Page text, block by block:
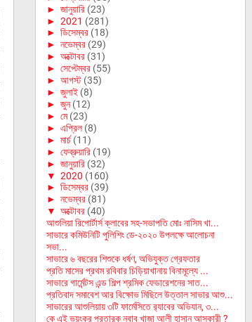
► জানুয়ারি (23)
► 2021 (281)
► ডিসেম্বর (18)
► নভেম্বর (29)
► অক্টোবর (31)
► সেপ্টেম্বর (55)
► আগস্ট (35)
► জুলাই (8)
► জুন (12)
► মে (23)
► এপ্রিল (8)
► মার্চ (11)
► ফেব্রুয়ারি (19)
► জানুয়ারি (32)
▼ 2020 (160)
► ডিসেম্বর (39)
► নভেম্বর (81)
▼ অক্টোবর (40)
আশুলিয়া রিপোর্টার্স ক্লাবের সহ-সভাপতি মোঃ নাসিম খা...
সাভারে কমিউনিটি পুলিশিং ডে-২০২০ উপলক্ষে আলোচনা
সভা...
সাভারে ৬ বছরের শিশুকে ধর্ষণ, অভিযুক্ত গ্রেফতার
প্রতি মাসের প্রথম রবিবার চিড়িয়াখানায় বিনামূল্যে ...
সাভারে গার্মেন্টস এন্ড শিল্প শ্রমিক ফেডারেশনের সাত...
প্রতিবাদ সমাবেশ আর বিক্ষোভ মিছিলে উত্তাল সাভার আশু...
সাভারের আশুলিয়ায় ৩টি ফার্মেসিতে র‌্যাবের অভিযান, ৩...
কে এই ভয়ংকর প্রতারক নবাব খাজা আলী হাসান আসকারী ?